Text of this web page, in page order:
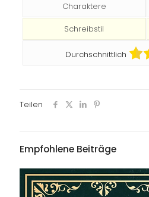
Charaktere
Schreibstil
Durchschnittlich
Teilen
Empfohlene Beiträge